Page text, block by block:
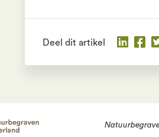
Deel dit artikel